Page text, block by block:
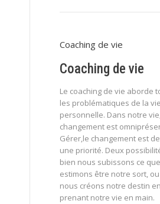
Coaching de vie
Coaching de vie
Le coaching de vie aborde
les problématiques de la vie
personnelle. Dans notre
changement est
Gérer,le changement est
une priorité. Deux
bien nous subissons ce
estimons être notre sort,
nous créons notre destin en
prenant notre vie en main.